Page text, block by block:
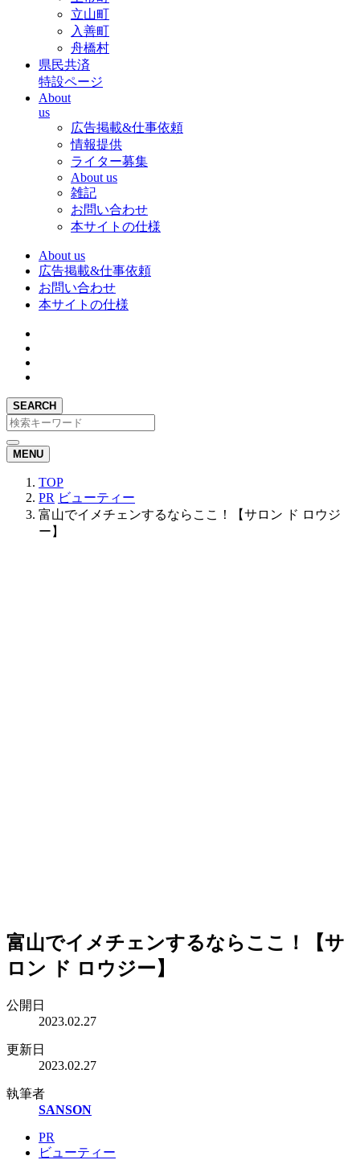
立山町
入善町
舟橋村
県民共済
特設ページ
About
us
広告掲載&仕事依頼
情報提供
ライター募集
About us
雑記
お問い合わせ
本サイトの仕様
About us
広告掲載&仕事依頼
お問い合わせ
本サイトの仕様
SEARCH
MENU
TOP
PR ビューティー
富山でイメチェンするならここ！【サロン ド ロウジ
ー】
富山でイメチェンするならここ！【サ
ロン ド ロウジー】
公開日
2023.02.27
更新日
2023.02.27
執筆者
SANSON
PR
ビューティー